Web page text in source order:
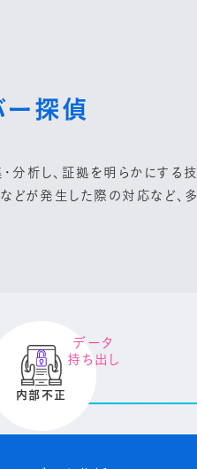
ー探偵
分析し、証拠を明らかにする技
どが発生した際の対応など、多
内部不正
データ
持ち出し